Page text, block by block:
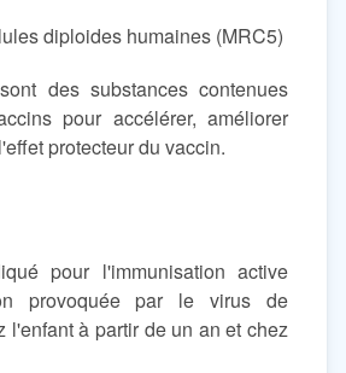
diploides humaines (MRC5)
des substances contenues
pour accélérer, améliorer
protecteur du vaccin.
pour l'immunisation active
provoquée par le virus de
l'enfant à partir de un an et chez